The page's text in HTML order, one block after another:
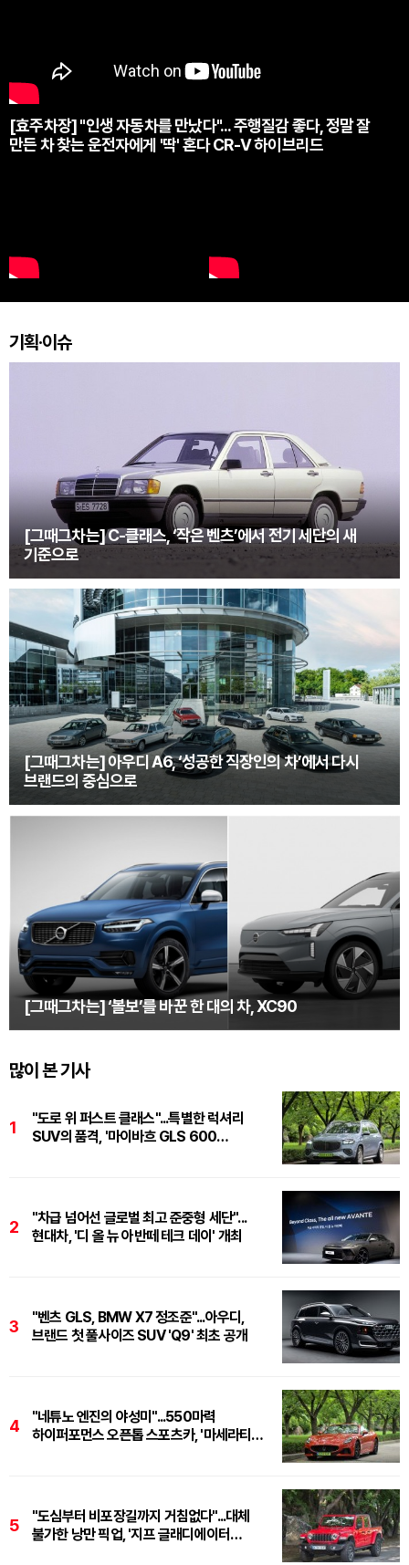
[효주차장] "인생 자동차를 만났다"... 주행질감 좋다, 정말 잘
만든 차 찾는 운전자에게 '딱' 혼다 CR-V 하이브리드
기획·이슈
[그때그차는] C-클래스, ‘작은 벤츠’에서 전기 세단의 새
기준으로
[그때그차는] 아우디 A6, ‘성공한 직장인의 차’에서 다시
브랜드의 중심으로
[그때그차는] ‘볼보’를 바꾼 한 대의 차, XC90
많이 본 기사
1
"도로 위 퍼스트 클래스"...특별한 럭셔리
SUV의 품격, '마이바흐 GLS 600
2
"차급 넘어선 글로벌 최고 준중형 세단"...
현대차, '디 올 뉴 아반떼 테크 데이' 개최
3
"벤츠 GLS, BMW X7 정조준"...아우디,
브랜드 첫 풀사이즈 SUV 'Q9' 최초 공개
4
"네튜노 엔진의 야성미"...550마력
하이퍼포먼스 오픈톱 스포츠카, '마세라티
5
"도심부터 비포장길까지 거침없다"...대체
불가한 낭만 픽업, '지프 글래디에이터